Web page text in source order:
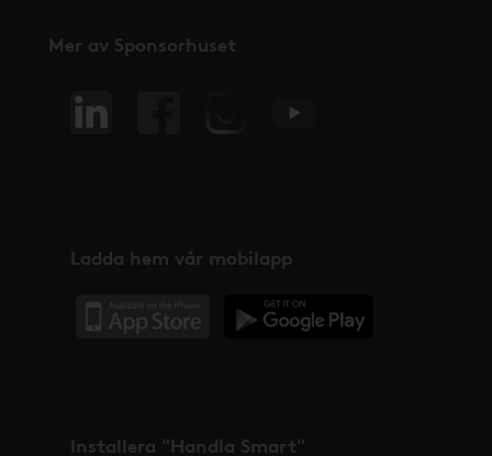
Mer av Sponsorhuset
Ladda hem vår mobilapp
Installera "Handla Smart"